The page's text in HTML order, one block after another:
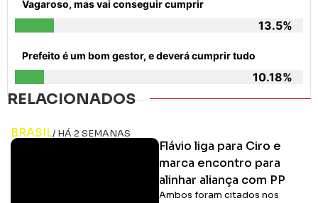
Vagaroso, mas vai conseguir cumprir
13.5%
Prefeito é um bom gestor, e deverá cumprir tudo
10.18%
RELACIONADOS
BRASIL/ HÁ 2 SEMANAS
Flávio liga para Ciro e
marca encontro para
alinhar aliança com PP
Ambos foram citados nos